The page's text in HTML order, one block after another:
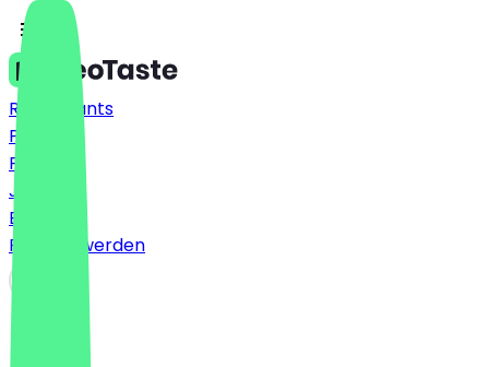
Restaurants
Preise
FAQ
Jobs
Blog
Partner werden